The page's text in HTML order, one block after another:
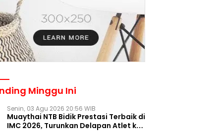
Minggu Ini
Senin, 03 Agu 2026 20:56 WIB
Muaythai NTB Bidik Prestasi Terbaik di
IMC 2026, Turunkan Delapan Atlet ke